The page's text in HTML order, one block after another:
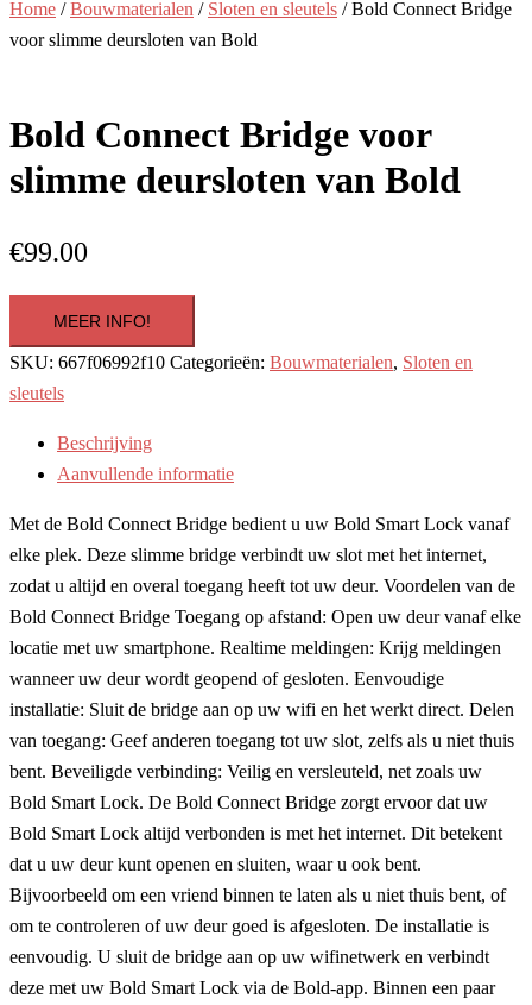
Home /Bouwmaterialen / Sloten en sleutels / Bold Connect Bridge
voor slimme deursloten van Bold
Bold Connect Bridge voor
slimme deursloten van Bold
€99.00
MEER INFO!
SKU: 667f06992f10 Categorieën: Bouwmaterialen, Sloten en
sleutels
Beschrijving
Aanvullende informatie
Met de Bold Connect Bridge bedient u uw Bold Smart Lock vanaf
elke plek. Deze slimme bridge verbindt uw slot met het internet,
zodat u altijd en overal toegang heeft tot uw deur. Voordelen van de
Bold Connect Bridge Toegang op afstand: Open uw deur vanaf elke
locatie met uw smartphone. Realtime meldingen: Krijg meldingen
wanneer uw deur wordt geopend of gesloten. Eenvoudige
installatie: Sluit de bridge aan op uw wifi en het werkt direct. Delen
van toegang: Geef anderen toegang tot uw slot, zelfs als u niet thuis
bent. Beveiligde verbinding: Veilig en versleuteld, net zoals uw
Bold Smart Lock. De Bold Connect Bridge zorgt ervoor dat uw
Bold Smart Lock altijd verbonden is met het internet. Dit betekent
dat u uw deur kunt openen en sluiten, waar u ook bent.
Bijvoorbeeld om een vriend binnen te laten als u niet thuis bent, of
om te controleren of uw deur goed is afgesloten. De installatie is
eenvoudig. U sluit de bridge aan op uw wifinetwerk en verbindt
deze met uw Bold Smart Lock via de Bold-app. Binnen een paar